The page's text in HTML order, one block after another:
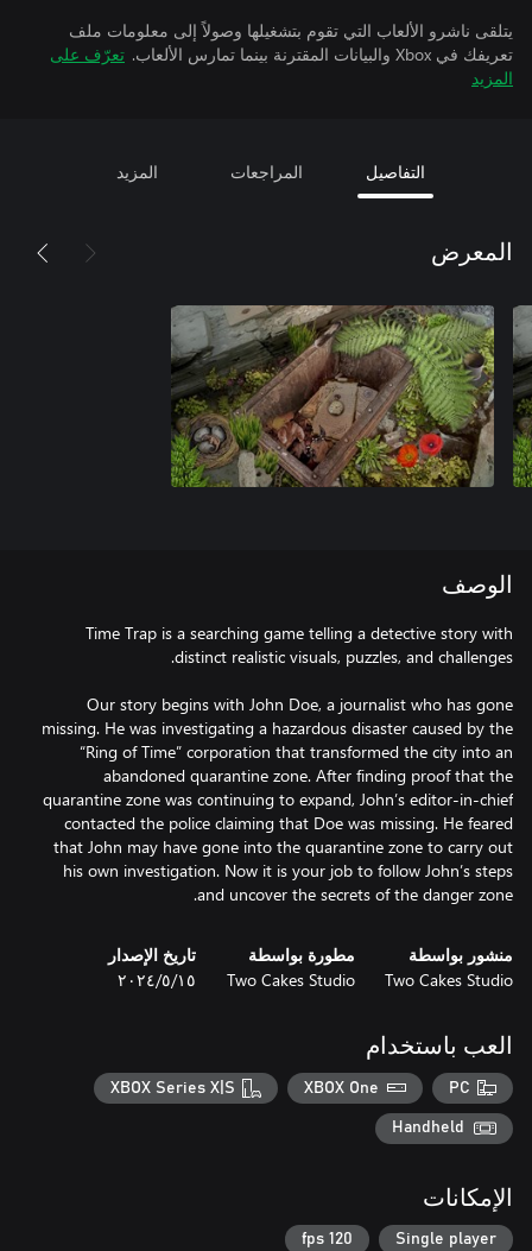
يتلقى ناشرو الألعاب التي تقوم بتشغيلها وصولاً إلى معلومات ملف
تعريفك في Xbox والبيانات المقترنة بينما تمارس الألعاب.
تعرّف على
المزيد
التفاصيل المراجعات المزيد
المعرض
الوصف
Time Trap is a searching game telling a detective story with
Our story begins with John Doe, a journalist who has gone
missing. He was investigating a hazardous disaster caused by the
“Ring of Time” corporation that transformed the city into an
abandoned quarantine zone. After finding proof that the
quarantine zone was continuing to expand, John’s editor-in-chief
contacted the police claiming that Doe was missing. He feared
that John may have gone into the quarantine zone to carry out
his own investigation. Now it is your job to follow John’s steps
and uncover the secrets of the danger zone.
منشور بواسطة
Two Cakes Studio
مطورة بواسطة
Two Cakes Studio
تاريخ الإصدار
١٥‏/٥‏/٢٠٢٤
العب باستخدام
PC
XBOX One
XBOX Series X|S
Handheld
الإمكانات
Single player
120 fps